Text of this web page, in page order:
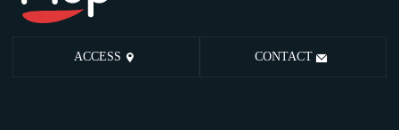
ACCESS CONTACT